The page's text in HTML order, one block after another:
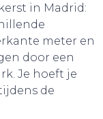
in Madrid:
meter en
door een
Je hoeft je
de